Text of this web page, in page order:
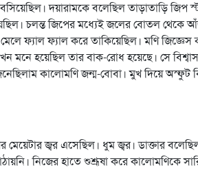
দয়ারামকে বলেছিল তাড়াতাড়ি জিপ
চলন্ত জিপের মধ্যেই জলের বোতল থেকে
মেলে ফ্যাল ফ্যাল করে তাকিয়েছিল। মণি
মনে হয়েছিল তার বাক-রোধ হয়েছে। সে
কালোমণি জন্ম-বোবা। মুখ দিয়ে
জ্বর এসেছিল। ধুম জ্বর। ডাক্তার
নিজের হাতে শুশ্রূষা করে কালোমণিকে